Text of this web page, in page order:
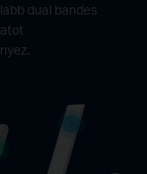
dual bandes